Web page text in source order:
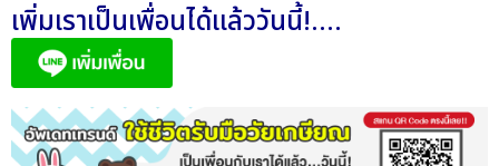
เพิ่มเราเป็นเพื่อนได้แล้ววันนี้!....